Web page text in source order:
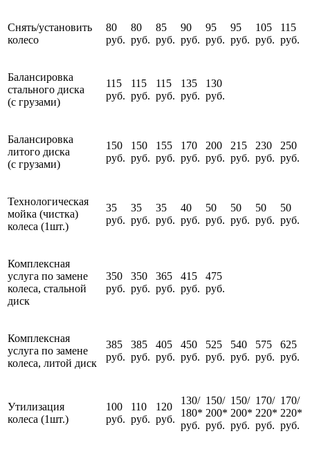
Снять/установить
колесо
80
руб.
80
руб.
85
руб.
90
руб.
95
руб.
95
руб.
105
руб.
115
руб.
Балансировка
стального диска
(с грузами)
115
руб.
115
руб.
115
руб.
135
руб.
130
руб.
Балансировка
литого диска
(с грузами)
150
руб.
150
руб.
155
руб.
170
руб.
200
руб.
215
руб.
230
руб.
250
руб.
Технологическая
мойка (чистка)
колеса (1шт.)
35
руб.
35
руб.
35
руб.
40
руб.
50
руб.
50
руб.
50
руб.
50
руб.
Комплексная
услуга по замене
колеса, стальной
диск
350
руб.
350
руб.
365
руб.
415
руб.
475
руб.
Комплексная
услуга по замене
колеса, литой диск
385
руб.
385
руб.
405
руб.
450
руб.
525
руб.
540
руб.
575
руб.
625
руб.
Утилизация
колеса (1шт.)
100
руб.
110
руб.
120
руб.
130/
180*
руб.
150/
200*
руб.
150/
200*
руб.
170/
220*
руб.
170/
220*
руб.